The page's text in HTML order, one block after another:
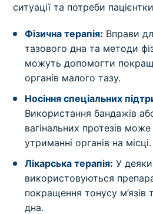
ситуації та потреби
Фізична терапія: Вправи
тазового дна та методи
можуть допомогти
органів малого тазу.
Носіння спеціальних
Використання бандажів
вагінальних протезів
утриманні органів на місці.
Лікарська терапія: У
використовуються
покращення тонусу м’язів
дна.